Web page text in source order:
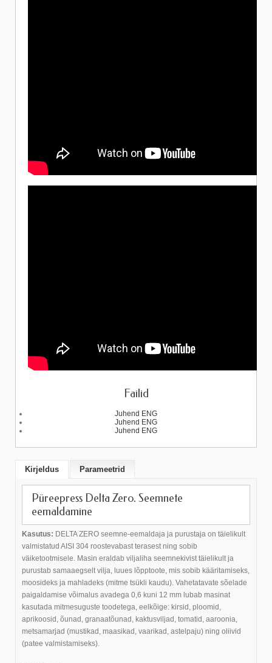
Failid
Juhend ENG
Juhend ENG
Juhend ENG
Kirjeldus Parameetrid
Püreepress Delta Zero. Seemnete
eemaldamine
Kasutus: DELTA ZERO seemne-eemaldaja ja purustaja on täielikult
valmistatud AISI 304 roostevabast terasest ning sobib
väiketootmisele. Masin eraldab viljaliha seemnekivist täielikult ja
purustab samaaegselt vilja, luues lõpptoote, mis sobib kääritamiseks,
moosideks ja mahladeks (mitme tsükli kaudu). Vahetatavate sõelade
paigaldamise võimalus avadega 0,6 kuni 12 mm lubab masinat
kasutada mitmesuguste toodetega, eelkõige: kirsid, ploomid,
aprikoosid, õunad, granaatõunad, kaktusviljad, tomatid, aaroonia,
metsamarjad (mustikad, maasikad, vaarikad, astelpaju) ning oliivid
(patee valmistamiseks).